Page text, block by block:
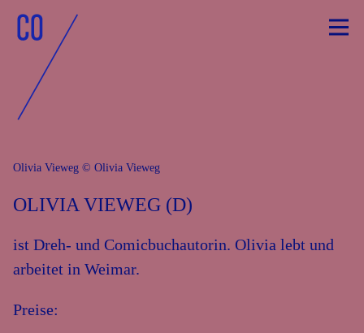
Skip
Olivia Vieweg © Olivia Vieweg
OLIVIA VIEWEG (D)
ist Dreh- und Comicbuchautorin. Olivia lebt und
arbeitet in Weimar.
Preise: